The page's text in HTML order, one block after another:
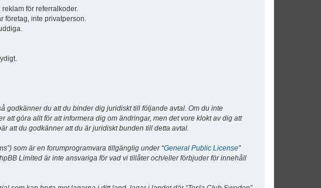
för referralkoder.
företag, inte privatperson.
godkänner du att du binder dig juridiskt till följande avtal. Om du inte
göra allt för att informera dig om ändringar, men det vore klokt av dig att
att du godkänner att du är juridiskt bunden till detta avtal.
som är en forumprogramvara tillgänglig under “General Public License”
Limited är inte ansvariga för vad vi tillåter och/eller förbjuder för innehåll